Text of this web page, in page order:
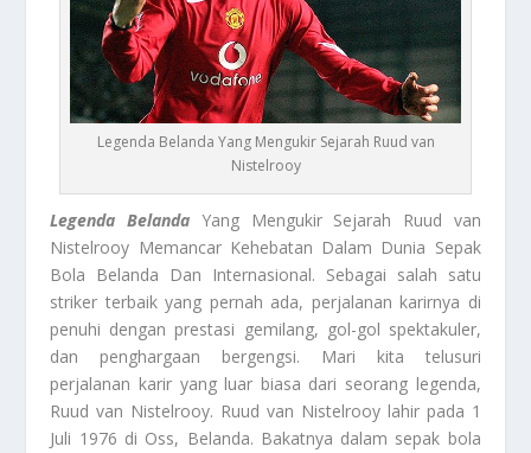
Legenda Belanda Yang Mengukir Sejarah Ruud van
Nistelrooy
Legenda Belanda Yang Mengukir Sejarah Ruud van
Nistelrooy Memancar Kehebatan Dalam Dunia Sepak
Bola Belanda Dan Internasional. Sebagai salah satu
striker terbaik yang pernah ada, perjalanan karirnya di
penuhi dengan prestasi gemilang, gol-gol spektakuler,
dan penghargaan bergengsi. Mari kita telusuri
perjalanan karir yang luar biasa dari seorang legenda,
Ruud van Nistelrooy. Ruud van Nistelrooy lahir pada 1
Juli 1976 di Oss, Belanda. Bakatnya dalam sepak bola